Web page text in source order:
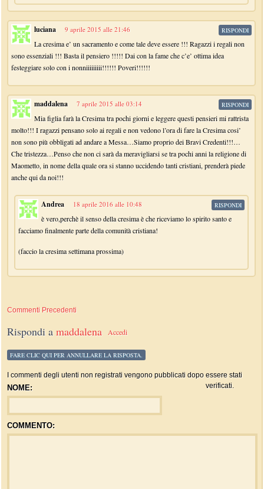
luciana 9 aprile 2015 alle 21:46
La cresima e’ un sacramento e come tale deve essere !!! Ragazzi i regali non
sono essenziali !!! Basta il pensiero !!!!! Dai con la fame che c’e’ ottima idea
festeggiare solo con i nonniiiiiiiii!!!!!! Poveri!!!!!!
RISPONDI
maddalena 7 aprile 2015 alle 03:14
Mia figlia farà la Cresima tra pochi giorni e leggere questi pensieri mi rattrista
molto!!! I ragazzi pensano solo ai regali e non vedono l’ora di fare la Cresima cosi’
non sono più obbligati ad andare a Messa…Siamo proprio dei Bravi Credenti!!!…
Che tristezza…Penso che non ci sarà da meravigliarsi se tra pochi anni la religione di
Maometto, in nome della quale ora si stanno uccidendo tanti cristiani, prenderà piede
anche qui da noi!!!
RISPONDI
Andrea 18 aprile 2016 alle 10:48
è vero,perchè il senso della cresima è che riceviamo lo spirito santo e
facciamo finalmente parte della comunità cristiana!
(faccio la cresima settimana prossima)
RISPONDI
Commenti Precedenti
Rispondi amaddalena Accedi
FARE CLIC QUI PER ANNULLARE LA RISPOSTA.
I commenti degli utenti non registrati vengono pubblicati dopo essere stati
verificati.
NOME:
COMMENTO: